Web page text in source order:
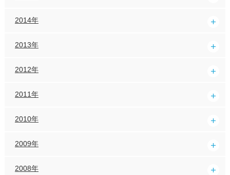
2014年
2013年
2012年
2011年
2010年
2009年
2008年